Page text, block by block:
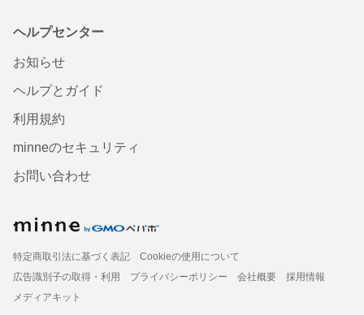
ヘルプセンター
お知らせ
ヘルプとガイド
利用規約
minneのセキュリティ
お問い合わせ
特定商取引法に基づく表記
Cookieの使用について
広告識別子の取得・利用
プライバシーポリシー 会社概要
採用情報
メディアキット